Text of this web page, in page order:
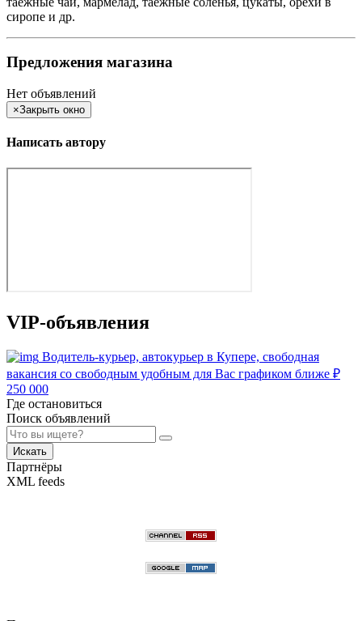
сиропе и др.
Предложения магазина
Нет объявлений
×Закрыть окно
Написать автору
VIP-объявления
Водитель-курьер, автокурьер в Купере, свободная
вакансия со свободным удобным для Вас графиком ближе ₽
250 000
Где остановиться
Поиск объявлений
Искать
Партнёры
XML feeds